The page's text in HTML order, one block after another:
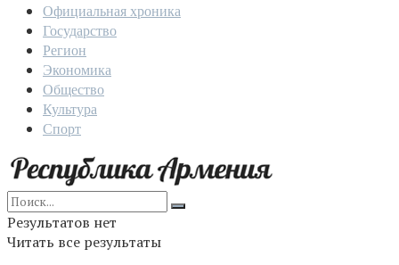
Официальная хроника
Государство
Регион
Экономика
Общество
Культура
Спорт
Результатов нет
Читать все результаты